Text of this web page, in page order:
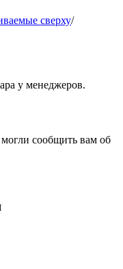
сверху/
у менеджеров.
сообщить вам об